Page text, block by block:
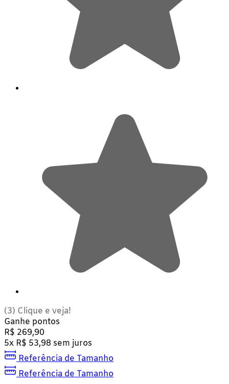
(3) Clique e veja!
Ganhe pontos
R$ 269,90
5x R$ 53,98 sem juros
Referência de Tamanho
Referência de Tamanho